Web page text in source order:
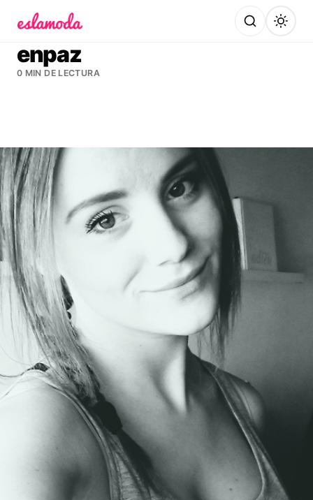
enpaz
0 MIN DE LECTURA